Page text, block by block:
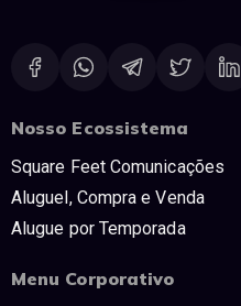
Nosso Ecossistema
Square Feet Comunicações
Aluguel, Compra e Venda
Alugue por Temporada
Menu Corporativo